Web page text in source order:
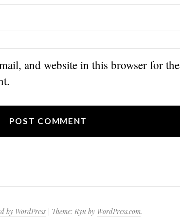
and website in this browser for the
by WordPress Theme: Ryu by WordPress.com.